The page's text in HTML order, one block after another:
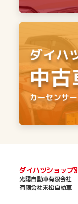
ダイハツショップ
光陽自動車有限会社
有限会社末松自動車